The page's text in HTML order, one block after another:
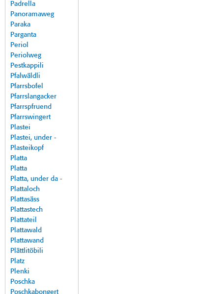
Padrella
Panoramaweg
Paraka
Parganta
Periol
Periolweg
Pestkappili
Pfalwäldli
Pfarrsbofel
Pfarrslangacker
Pfarrspfruend
Pfarrswingert
Plastei
Plastei, under -
Plasteikopf
Platta
Platta
Platta, under da -
Plattaloch
Plattasäss
Plattastech
Plattateil
Plattawald
Plattawand
Plättlitöbili
Platz
Plenki
Poschka
Poschkabongert